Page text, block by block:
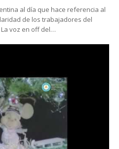
al día que hace referencia al
de los trabajadores del
voz en off del…